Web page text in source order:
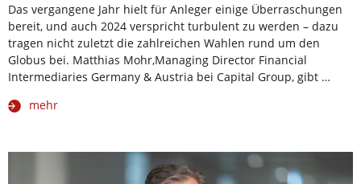
Das vergangene Jahr hielt für Anleger einige Überraschungen
bereit, und auch 2024 verspricht turbulent zu werden – dazu
tragen nicht zuletzt die zahlreichen Wahlen rund um den
Globus bei. Matthias Mohr,Managing Director Financial
Intermediaries Germany & Austria bei Capital Group, gibt …
mehr